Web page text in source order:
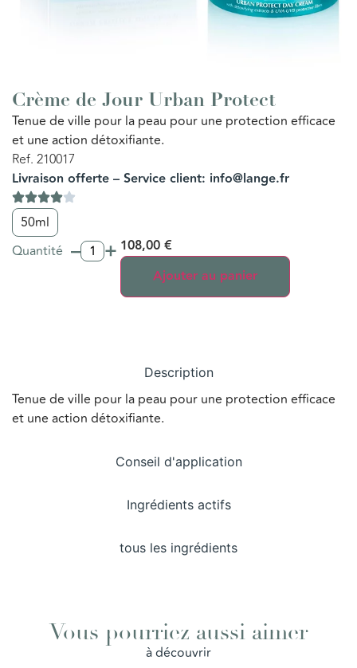
Crème de Jour Urban Protect
Tenue de ville pour la peau pour une protection efficace
et une action détoxifiante.
Ref. 210017
Livraison offerte – Service client: info@lange.fr
50ml
Quantité – + 108,00 €
Ajouter au panier
Description
Conseil d'application
Ingrédients actifs
tous les ingrédients
Tenue de ville pour la peau pour une protection efficace
et une action détoxifiante.
Vous pourriez aussi aimer
à découvrir